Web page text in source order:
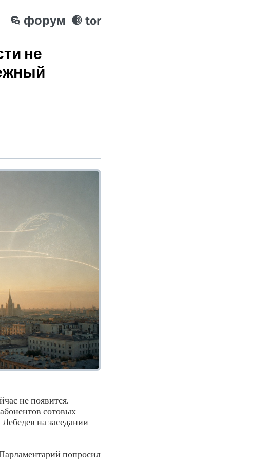
tor
форум
не
не появится.
сотовых
на заседании
попросил